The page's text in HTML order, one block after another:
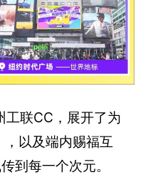
联CC，展开了为
以及端内赐福互
到每一个次元。